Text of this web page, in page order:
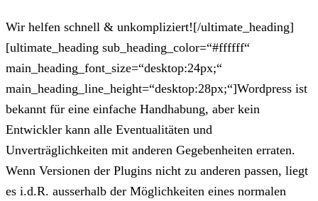
Wir helfen schnell & unkompliziert![/ultimate_heading]
[ultimate_heading sub_heading_color=“#ffffff“
main_heading_font_size=“desktop:24px;“
main_heading_line_height=“desktop:28px;“]Wordpress ist
bekannt für eine einfache Handhabung, aber kein
Entwickler kann alle Eventualitäten und
Unverträglichkeiten mit anderen Gegebenheiten erraten.
Wenn Versionen der Plugins nicht zu anderen passen, liegt
es i.d.R. ausserhalb der Möglichkeiten eines normalen